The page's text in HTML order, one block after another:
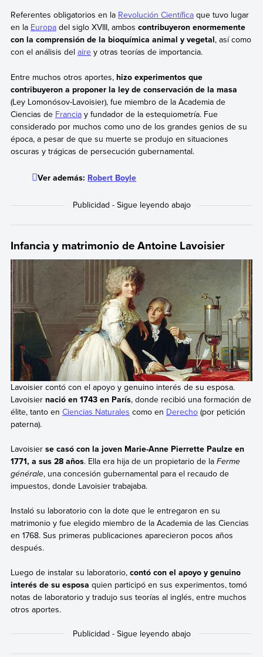
Referentes obligatorios en la Revolución Científicaque tuvo lugar
en la Europadel siglo XVIII, ambos contribuyeron enormemente
con la comprensión de la bioquímica animal y vegetal, así como
con el análisis del airey otras teorías de importancia.
Entre muchos otros aportes, hizo experimentos que
contribuyeron a proponer la ley de conservación de la masa
(Ley Lomonósov-Lavoisier), fue miembro de la Academia de
Ciencias de Franciay fundador de la estequiometría. Fue
considerado por muchos como uno de los grandes genios de su
época, a pesar de que su muerte se produjo en situaciones
oscuras y trágicas de persecución gubernamental.
Ver además: Robert Boyle
Infancia y matrimonio de Antoine Lavoisier
Lavoisier contó con el apoyo y genuino interés de su esposa.
Lavoisier nació en 1743 en París, donde recibió una formación de
élite, tanto en Ciencias Naturales como en Derecho(por petición
paterna).
Lavoisier se casó con la joven Marie-Anne Pierrette Paulze en
1771, a sus 28 años. Ella era hija de un propietario de la Ferme
générale, una concesión gubernamental para el recaudo de
impuestos, donde Lavoisier trabajaba.
Instaló su laboratorio con la dote que le entregaron en su
matrimonio y fue elegido miembro de la Academia de las Ciencias
en 1768. Sus primeras publicaciones aparecieron pocos años
después.
Luego de instalar su laboratorio, contó con el apoyo y genuino
interés de su esposa quien participó en sus experimentos, tomó
notas de laboratorio y tradujo sus teorías al inglés, entre muchos
otros aportes.